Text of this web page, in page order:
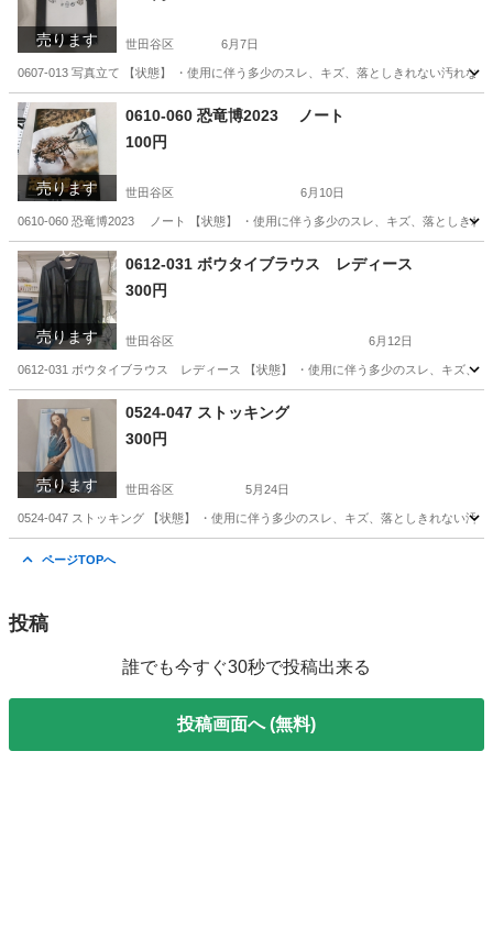
売ります 世田谷区 6月7日
0607-013 写真立て 【状態】 ・使用に伴う多少のスレ、キズ、落としきれない汚れ
東京 世田谷区 インテリア雑貨/小物 現地
売ります
0610-060 恐竜博2023 ノート
100円
世田谷区 6月10日
0610-060 恐竜博2023 ノート 【状態】 ・使用に伴う多少のスレ、キズ、落としきれ
東京 世田谷区 恐竜
売ります
0612-031 ボウタイブラウス レディース
300円
世田谷区 6月12日
0612-031 ボウタイブラウス レディース 【状態】 ・使用に伴う多少のスレ、キズ、
現地
売ります
0524-047 ストッキング
300円
世田谷区 5月24日
0524-047 ストッキング 【状態】 ・使用に伴う多少のスレ、キズ、落としきれない
ページTOPへ
投稿
誰でも今すぐ30秒で投稿出来る
投稿画面へ (無料)